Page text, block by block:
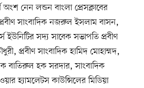
অংশ নেন লন্ডন বাংলা প্রেসক্লাবের
প্রবীণ সাংবাদিক নজরুল ইসলাম বাসন,
ইউনিটির সদ্য সাবেক সভাপতি প্রবীণ
প্রবীণ সাংবাদিক হামিদ মোহাম্মদ,
বাতিরুল হক সরদার, সাংবাদিক
হ্যামলেটস কাউন্সিলের মিডিয়া